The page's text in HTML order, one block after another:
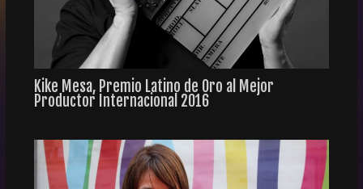
Kike Mesa, Premio Latino de Oro al Mejor
Productor Internacional 2016